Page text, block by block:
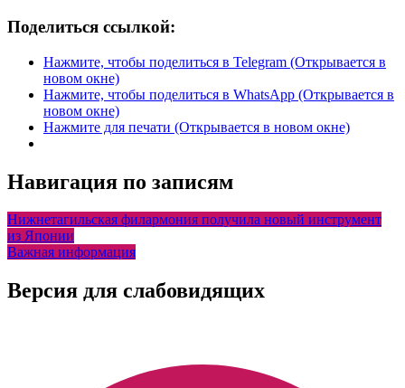
Поделиться ссылкой:
Нажмите, чтобы поделиться в Telegram (Открывается в
новом окне)
Нажмите, чтобы поделиться в WhatsApp (Открывается в
новом окне)
Нажмите для печати (Открывается в новом окне)
Навигация по записям
Нижнетагильская филармония получила новый инструмент
из Японии
Важная информация
Версия для слабовидящих